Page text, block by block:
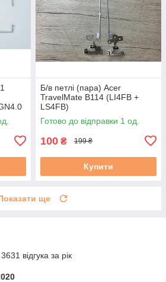
Б/в петлі (пара) Acer
TravelMate B114 (LI4FB +
LS4FB)
Готово до відправки 1 од.
100 ₴ 199 ₴
Купити
ще
відгука за рік